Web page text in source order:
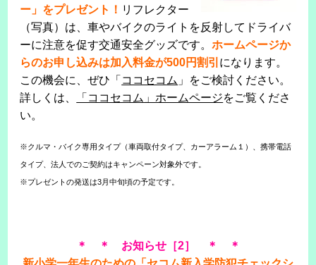
ー」をプレゼント！ リフレクター
（写真）は、車やバイクのライトを反射してドライバ
ーに注意を促す交通安全グッズです。ホームページか
らのお申し込みは加入料金が500円割引 になります。
この機会に、ぜひ「 ココセコム 」をご検討ください。
詳しくは、
「ココセコム」ホームページをご覧くださ
い。
※クルマ・バイク専用タイプ（車両取付タイプ、カーアラーム１）、携帯電話
タイプ、法人でのご契約はキャンペーン対象外です。
※プレゼントの発送は3月中旬頃の予定です。
＊ ＊ お知らせ［2］ ＊ ＊